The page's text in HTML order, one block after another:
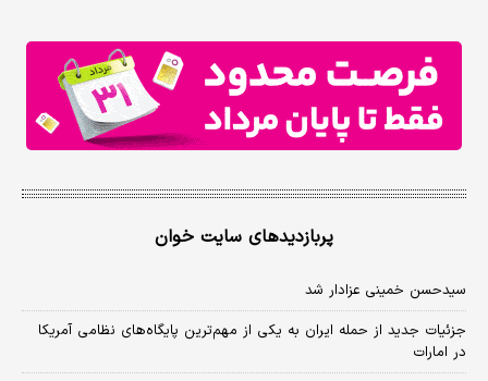
پربازدیدهای سایت خوان
سیدحسن خمینی عزادار شد
جزئیات جدید از حمله ایران به یکی از مهم‌ترین پایگاه‌های نظامی آمریکا
در امارات